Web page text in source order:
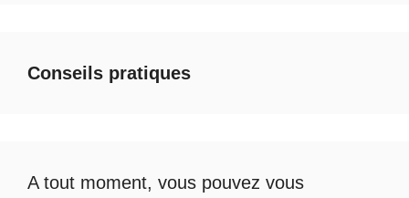
Conseils pratiques
A tout moment, vous pouvez vous